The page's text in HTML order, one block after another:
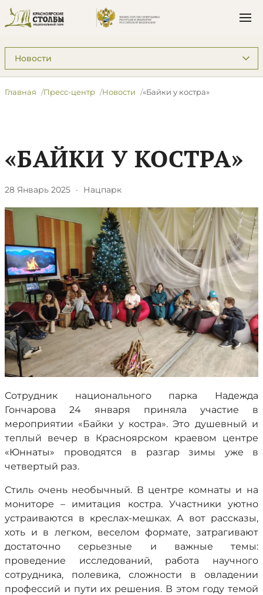
Подразделы: Пресс-центр
Главная Пресс-центр Новости ​«Байки у костра»
​«БАЙКИ У КОСТРА»
28 Январь 2025 · Нацпарк
Сотрудник национального парка Надежда
Гончарова 24 января приняла участие в
мероприятии «Байки у костра». Это душевный и
теплый вечер в Красноярском краевом центре
«Юннаты» проводятся в разгар зимы уже в
четвертый раз.
Стиль очень необычный. В центре комнаты и на
мониторе – имитация костра. Участники уютно
устраиваются в креслах-мешках. А вот рассказы,
хоть и в легком, веселом формате, затрагивают
достаточно серьезные и важные темы:
проведение исследований, работа научного
сотрудника, полевика, сложности в овладении
профессий и пути их решения. В этом году темой